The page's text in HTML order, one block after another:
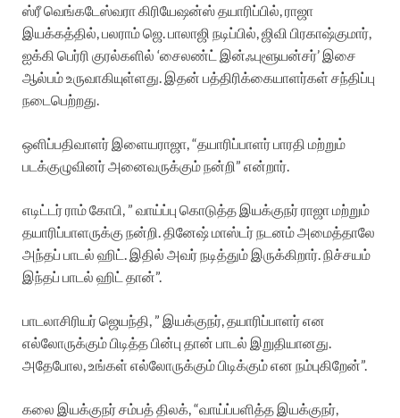
ஸ்ரீ வெங்கடேஸ்வரா கிரியேஷன்ஸ் தயாரிப்பில், ராஜா
இயக்கத்தில், பலராம் ஜெ. பாலாஜி நடிப்பில், ஜிவி பிரகாஷ்குமார்,
ஐக்கி பெர்ரி குரல்களில் ‘சைலண்ட் இன்ஃபுளூயன்சர்’ இசை
ஆல்பம் உருவாகியுள்ளது. இதன் பத்திரிக்கையாளர்கள் சந்திப்பு
நடைபெற்றது.
ஒளிப்பதிவாளர் இளையராஜா, “தயாரிப்பாளர் பாரதி மற்றும்
படக்குழுவினர் அனைவருக்கும் நன்றி” என்றார்.
எடிட்டர் ராம் கோபி, ” வாய்ப்பு கொடுத்த இயக்குநர் ராஜா மற்றும்
தயாரிப்பாளருக்கு நன்றி. தினேஷ் மாஸ்டர் நடனம் அமைத்தாலே
அந்தப் பாடல் ஹிட். இதில் அவர் நடித்தும் இருக்கிறார். நிச்சயம்
இந்தப் பாடல் ஹிட் தான்”.
பாடலாசிரியர் ஜெயந்தி, ” இயக்குநர், தயாரிப்பாளர் என
எல்லோருக்கும் பிடித்த பின்பு தான் பாடல் இறுதியானது.
அதேபோல, உங்கள் எல்லோருக்கும் பிடிக்கும் என நம்புகிறேன்”.
கலை இயக்குநர் சம்பத் திலக், “வாய்ப்பளித்த இயக்குநர்,